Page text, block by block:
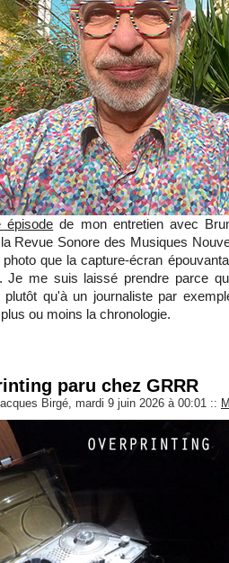
épisode de mon entretien avec
Revue Sonore des Musiques
photo que la capture-écran
Je me suis laissé prendre parce
plutôt qu'à un journaliste par
ou moins la chronologie.
paru chez GRRR
Birgé, mardi 9 juin 2026 à 00:01 ::